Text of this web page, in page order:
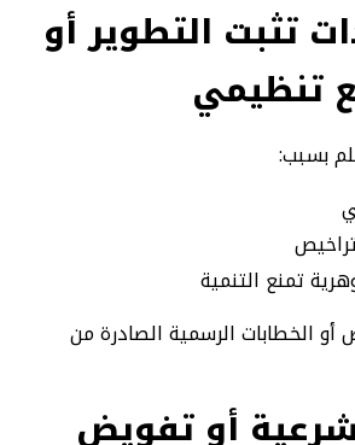
تثبت التطوير أو
تنظيمي
بسبب:
تمنع التنمية
الخطابات الرسمية الصادرة من
أو تفويض